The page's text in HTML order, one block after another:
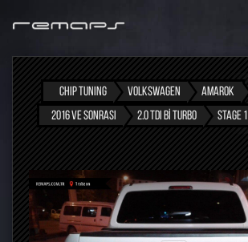
CHIP TUNING VOLKSWAGEN
AMAROK
2016 VE SONRASI
2.0 TDI BI TURBO STAGE 1